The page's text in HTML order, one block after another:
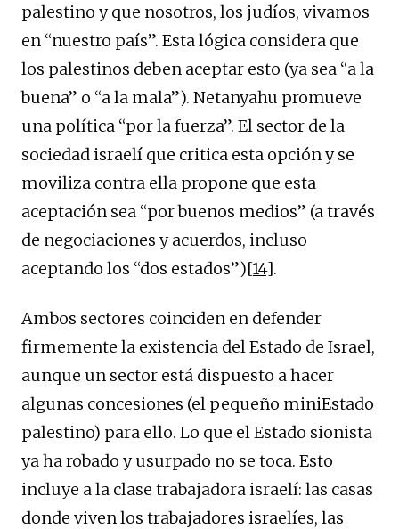
palestino y que nosotros, los judíos, vivamos
en “nuestro país”. Esta lógica considera que
los palestinos deben aceptar esto (ya sea “a la
buena” o “a la mala”). Netanyahu promueve
una política “por la fuerza”. El sector de la
sociedad israelí que critica esta opción y se
moviliza contra ella propone que esta
aceptación sea “por buenos medios” (a través
de negociaciones y acuerdos, incluso
aceptando los “dos estados”)[14].
Ambos sectores coinciden en defender
firmemente la existencia del Estado de Israel,
aunque un sector está dispuesto a hacer
algunas concesiones (el pequeño miniEstado
palestino) para ello. Lo que el Estado sionista
ya ha robado y usurpado no se toca. Esto
incluye a la clase trabajadora israelí: las casas
donde viven los trabajadores israelíes, las